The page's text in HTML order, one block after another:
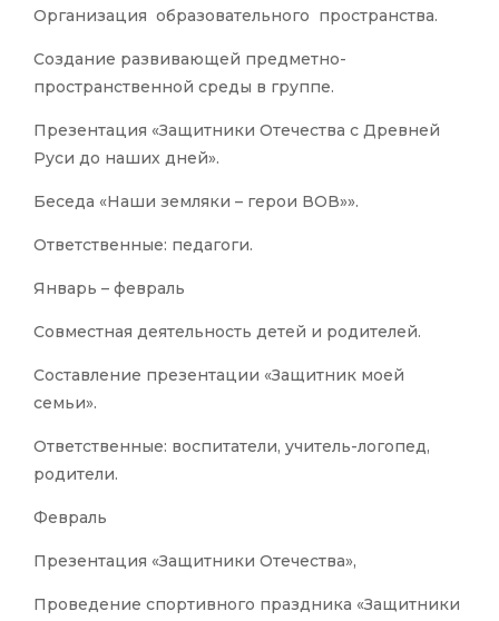
Организация образовательного пространства.
Создание развивающей предметно-
пространственной среды в группе.
Презентация «Защитники Отечества с Древней
Руси до наших дней».
Беседа «Наши земляки – герои ВОВ»».
Ответственные: педагоги.
Январь – февраль
Совместная деятельность детей и родителей.
Составление презентации «Защитник моей
семьи».
Ответственные: воспитатели, учитель-логопед,
родители.
Февраль
Презентация «Защитники Отечества»,
Проведение спортивного праздника «Защитники